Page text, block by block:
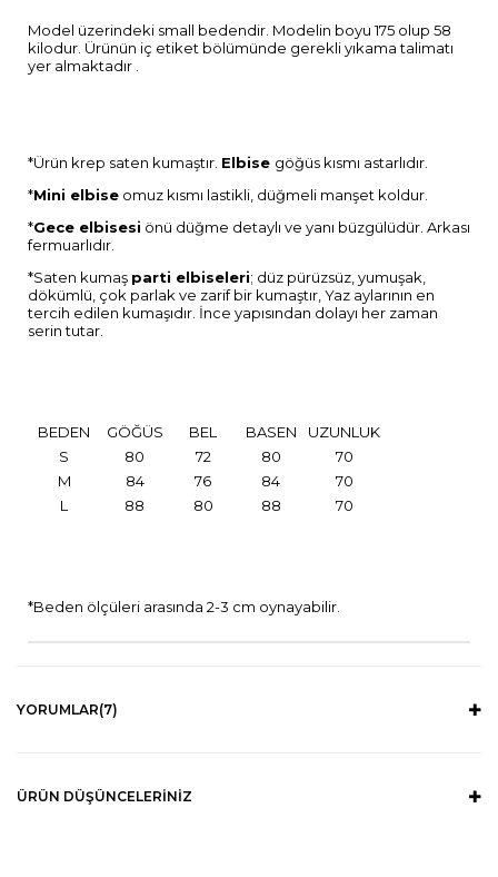
Model üzerindeki small bedendir. Modelin boyu 175 olup 58
kilodur. Ürünün iç etiket bölümünde gerekli yıkama talimatı
yer almaktadır .
*Ürün krep saten kumaştır. Elbise göğüs kısmı astarlıdır.
*Mini elbise omuz kısmı lastikli, düğmeli manşet koldur.
*Gece elbisesi önü düğme detaylı ve yanı büzgülüdür. Arkası
fermuarlıdır.
*Saten kumaş parti elbiseleri; düz pürüzsüz, yumuşak,
dökümlü, çok parlak ve zarif bir kumaştır, Yaz aylarının en
tercih edilen kumaşıdır. İnce yapısından dolayı her zaman
serin tutar.
BEDEN GÖĞÜS BEL BASEN
UZUNLUK
S
80 72 80
70
M
84 76 84
70
L
88 80 88 70
*Beden ölçüleri arasında 2-3 cm oynayabilir.
YORUMLAR(7)
ÜRÜN DÜŞÜNCELERINIZ